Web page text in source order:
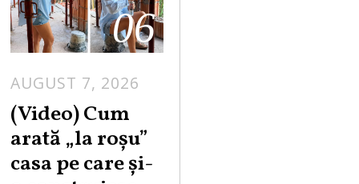
06
AUGUST 7, 2026
(Video) Cum
arată „la roşu”
casa pe care şi-